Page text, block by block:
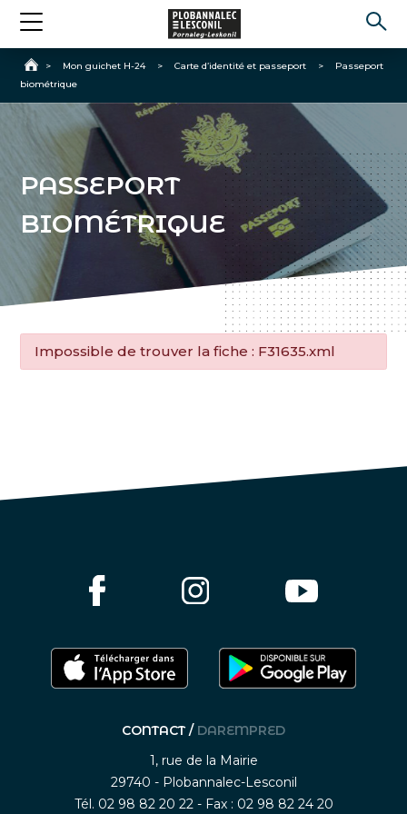
Accueil
> Mon guichet H-24 > Carte d’identité et passeport >
Passeport
biométrique
PASSEPORT
BIOMÉTRIQUE
Impossible de trouver la fiche : F31635.xml
CONTACT / DAREMPRED
1, rue de la Mairie
29740 - Plobannalec-Lesconil
Tél. 02 98 82 20 22 - Fax : 02 98 82 24 20